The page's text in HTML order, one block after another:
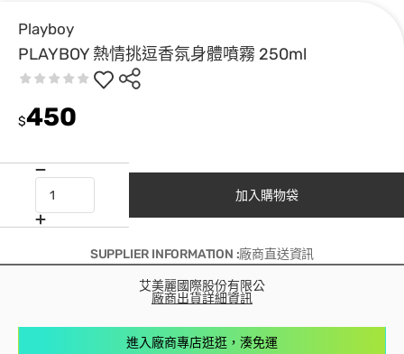
Playboy
PLAYBOY 熱情挑逗香氛身體噴霧 250ml
$450
加入購物袋
SUPPLIER INFORMATION :廠商直送資訊
艾美麗國際股份有限公
廠商出貨詳細資訊
進入廠商專店逛逛，湊免運